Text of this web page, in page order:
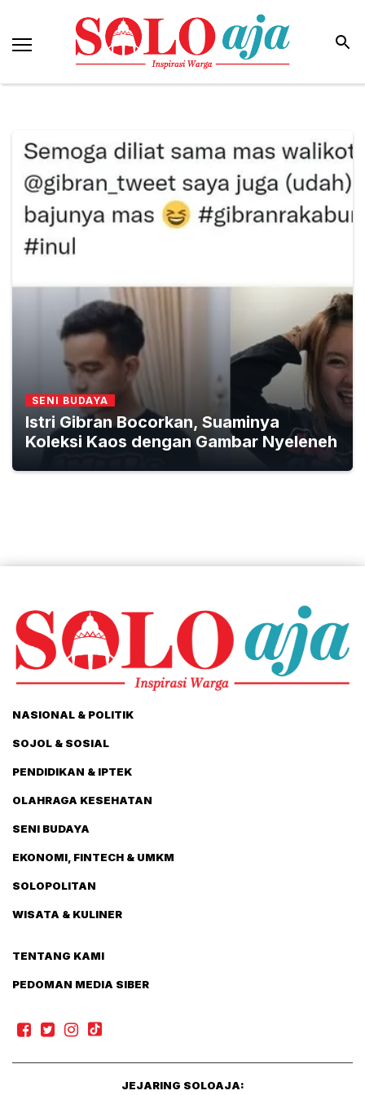
SENI BUDAYA
Istri Gibran Bocorkan, Suaminya
Koleksi Kaos dengan Gambar Nyeleneh
NASIONAL & POLITIK
SOJOL & SOSIAL
PENDIDIKAN & IPTEK
OLAHRAGA KESEHATAN
SENI BUDAYA
EKONOMI, FINTECH & UMKM
SOLOPOLITAN
WISATA & KULINER
TENTANG KAMI
PEDOMAN MEDIA SIBER
JEJARING SOLOAJA: